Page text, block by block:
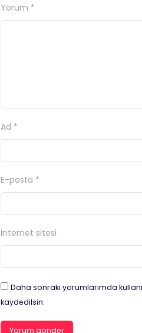
Yorum *
Ad *
E-posta *
İnternet sitesi
Daha sonraki yorumlarımda
kaydedilsin.